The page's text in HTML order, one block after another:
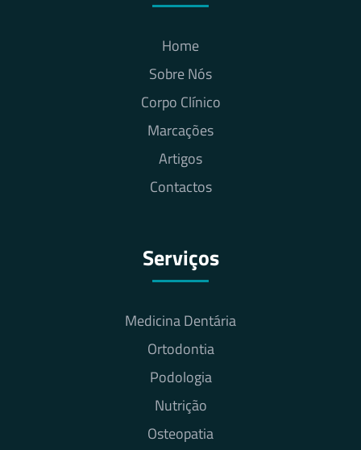
Home
Sobre Nós
Corpo Clínico
Marcações
Artigos
Contactos
Serviços
Medicina Dentária
Ortodontia
Podologia
Nutrição
Osteopatia